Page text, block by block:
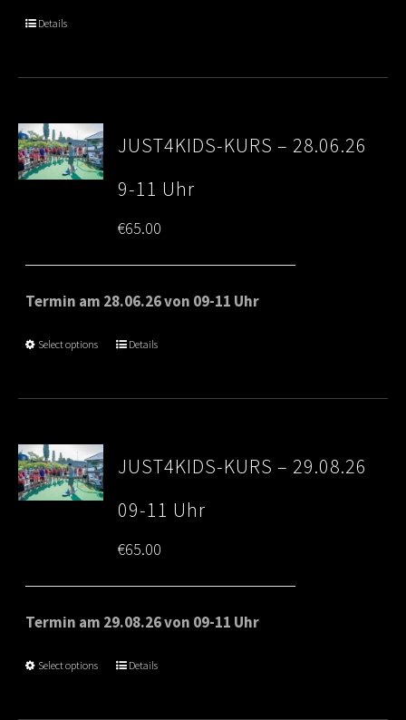
Details
JUST4KIDS-KURS – 28.06.26
9-11 Uhr
€65.00
Termin am 28.06.26 von 09-11 Uhr
Select options Details
JUST4KIDS-KURS – 29.08.26
09-11 Uhr
€65.00
Termin am 29.08.26 von 09-11 Uhr
Select options Details